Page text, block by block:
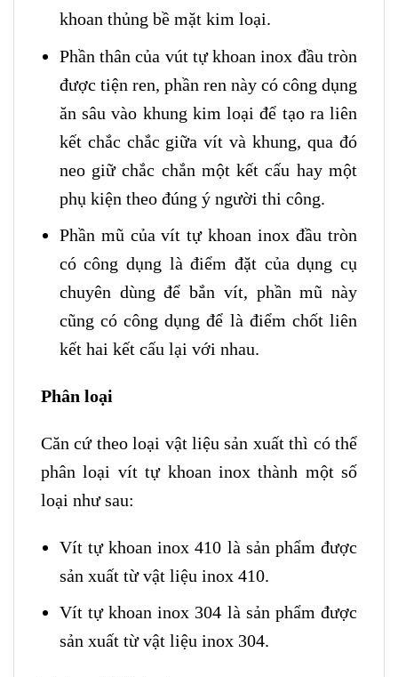
khoan thủng bề mặt kim loại.
Phần thân của vút tự khoan inox đầu tròn
được tiện ren, phần ren này có công dụng
ăn sâu vào khung kim loại để tạo ra liên
kết chắc chắc giữa vít và khung, qua đó
neo giữ chắc chắn một kết cấu hay một
phụ kiện theo đúng ý người thi công.
Phần mũ của vít tự khoan inox đầu tròn
có công dụng là điểm đặt của dụng cụ
chuyên dùng để bắn vít, phần mũ này
cũng có công dụng để là điểm chốt liên
kết hai kết cấu lại với nhau.
Phân loại
Căn cứ theo loại vật liệu sản xuất thì có thể
phân loại vít tự khoan inox thành một số
loại như sau:
Vít tự khoan inox 410 là sản phẩm được
sản xuất từ vật liệu inox 410.
Vít tự khoan inox 304 là sản phẩm được
sản xuất từ vật liệu inox 304.